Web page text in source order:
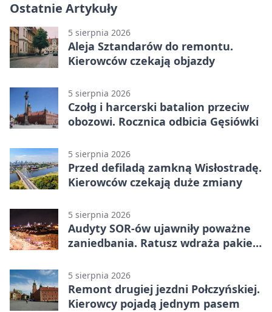
Ostatnie Artykuły
5 sierpnia 2026
Aleja Sztandarów do remontu.
Kierowców czekają objazdy
5 sierpnia 2026
Czołg i harcerski batalion przeciw
obozowi. Rocznica odbicia Gęsiówki
5 sierpnia 2026
Przed defiladą zamkną Wisłostradę.
Kierowców czekają duże zmiany
5 sierpnia 2026
Audyty SOR-ów ujawniły poważne
zaniedbania. Ratusz wdraża pakiet
5 sierpnia 2026
Remont drugiej jezdni Połczyńskiej.
Kierowcy pojadą jednym pasem